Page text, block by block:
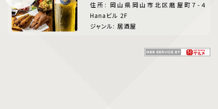
住所: 岡山県岡山市北区磨屋町７-４
Hanaビル 2F
ジャンル: 居酒屋